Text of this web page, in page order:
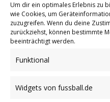
Um dir ein optimales Erlebnis zu
wie Cookies, um
zuzugreifen. Wenn du deine
zurückziehst, können bestimmte
beeinträchtigt werden.
Funktional
Widgets von fussball.de
21.12.2018
Last-